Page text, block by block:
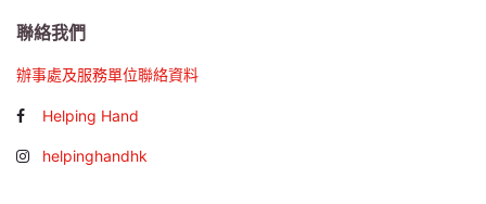
聯絡我們
辦事處及服務單位聯絡資料
Helping Hand
helpinghandhk